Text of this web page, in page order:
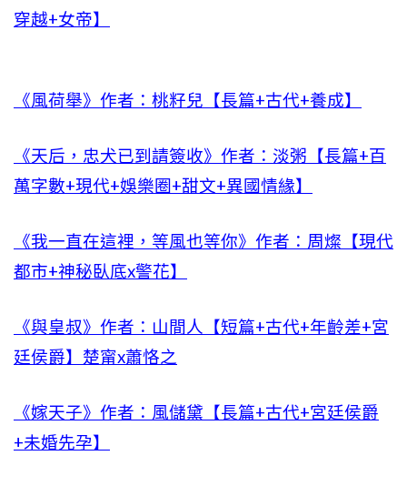
穿越+女帝】
《風荷舉》作者：桃籽兒【長篇+古代+養成】
《天后，忠犬已到請簽收》作者：淡粥【長篇+百
萬字數+現代+娛樂圈+甜文+異國情緣】
《我一直在這裡，等風也等你》作者：周燦【現代
都市+神秘臥底x警花】
《與皇叔》作者：山間人【短篇+古代+年齡差+宮
廷侯爵】楚甯x蕭恪之
《嫁天子》作者：風儲黛【長篇+古代+宮廷侯爵
+未婚先孕】